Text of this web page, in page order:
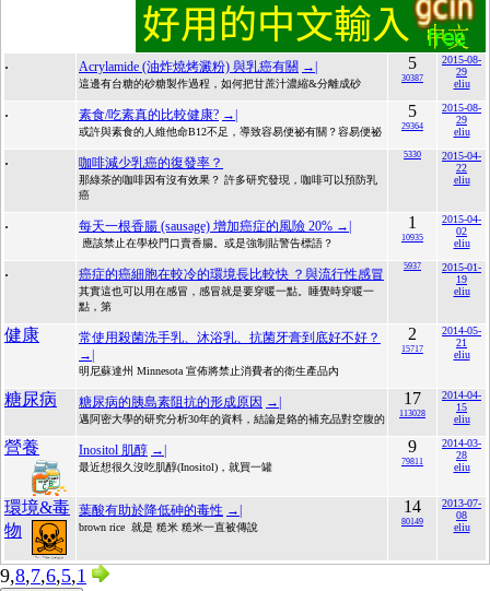
. Acrylamide (油炸燒烤澱粉) 與乳癌有關 →|
這邊有台糖的砂糖製作過程，如何把甘蔗汁濃縮&分離成砂
5
30387
2015-08-
29
eliu
. 素食/吃素真的比較健康? →|
或許與素食的人維他命B12不足，導致容易便祕有關？容易便祕
5
29364
2015-08-
29
eliu
. 咖啡減少乳癌的復發率？
那綠茶的咖啡因有沒有效果？ 許多研究發現，咖啡可以預防乳
癌
5330
2015-04-
22
eliu
. 每天一根香腸 (sausage) 增加癌症的風險 20% →|
應該禁止在學校門口賣香腸。或是強制貼警告標語？
1
10935
2015-04-
02
eliu
. 癌症的癌細胞在較冷的環境長比較快 ？與流行性感冒
其實這也可以用在感冒，感冒就是要穿暖一點。睡覺時穿暖一
點，第
5937
2015-01-
19
eliu
健康
常使用殺菌洗手乳、沐浴乳、抗菌牙膏到底好不好？
→|
明尼蘇達州 Minnesota 宣佈將禁止消費者的衛生產品內
2
15717
2014-05-
21
eliu
糖尿病 糖尿病的胰島素阻抗的形成原因 →|
邁阿密大學的研究分析30年的資料，結論是鉻的補充品對空腹的
17
113028
2014-04-
15
eliu
營養 Inositol 肌醇 →|
最近想很久沒吃肌醇(Inositol)，就買一罐
9
79811
2014-03-
28
eliu
環境&毒
物
葉酸有助於降低砷的毒性 →|
brown rice 就是 糙米 糙米一直被傳說
14
80149
2013-07-
08
eliu
9,8,7,6,5,1